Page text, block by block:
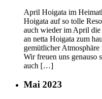
April Hoigata im
Hoigata auf so tolle
auch wieder im April die
an netta Hoigata zum
gemütlicher
Wir freuen uns genauso
auch […]
Mai 2023